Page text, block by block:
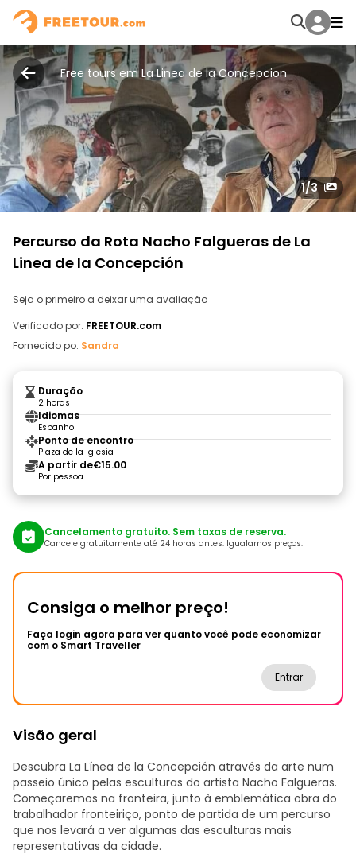
Free tours em La Linea de la Concepcion
1/3
Percurso da Rota Nacho Falgueras de La
Linea de la Concepción
Seja o primeiro a deixar uma avaliação
Verificado por: FREETOUR.com
Fornecido po: Sandra
Duração
2 horas
Idiomas
Espanhol
Ponto de encontro
Plaza de la Iglesia
A partir de€15.00
Por pessoa
Cancelamento gratuito. Sem taxas de reserva.
Cancele gratuitamente até 24 horas antes. Igualamos preços.
Consiga o melhor preço!
Faça login agora para ver quanto você pode economizar
com o Smart Traveller
Entrar
Visão geral
Descubra La Línea de la Concepción através da arte num
passeio único pelas esculturas do artista Nacho Falgueras.
Começaremos na fronteira, junto à emblemática obra do
trabalhador fronteiriço, ponto de partida de um percurso
que nos levará a ver algumas das esculturas mais
representativas da cidade.